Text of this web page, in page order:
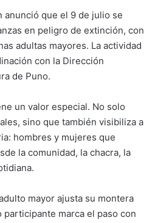
anunció que el 9 de julio se
en peligro de extinción, con
adultas mayores. La actividad
con la Dirección
de Puno.
un valor especial. No solo
sino que también visibiliza a
hombres y mujeres que
la comunidad, la chacra, la
mayor ajusta su montera
participante marca el paso con